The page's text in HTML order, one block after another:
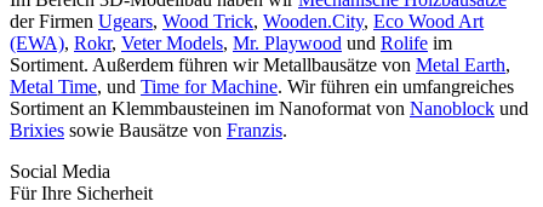
der Firmen Ugears, Wood Trick, Wooden.City, Eco Wood Art
(EWA), Rokr, Veter Models, Mr. Playwood und Rolife im
Sortiment. Außerdem führen wir Metallbausätze von Metal Earth,
Metal Time, und Time for Machine. Wir führen ein umfangreiches
Sortiment an Klemmbausteinen im Nanoformat von Nanoblock und
Brixies sowie Bausätze von Franzis.
Social Media
Für Ihre Sicherheit